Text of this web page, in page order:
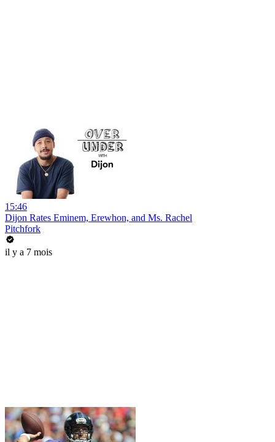
15:46
Dijon Rates Eminem, Erewhon, and Ms. Rachel
Pitchfork
il y a 7 mois